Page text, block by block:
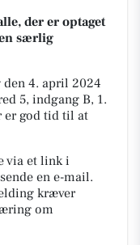
der er optaget
særlig
4. april 2024
5, indgang B, 1.
er god tid til at
via et link i
en e-mail.
kræver
om